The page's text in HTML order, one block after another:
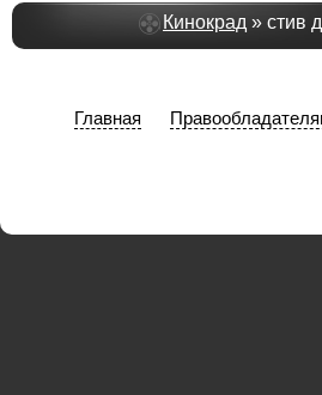
Кинокрад » стив
Главная